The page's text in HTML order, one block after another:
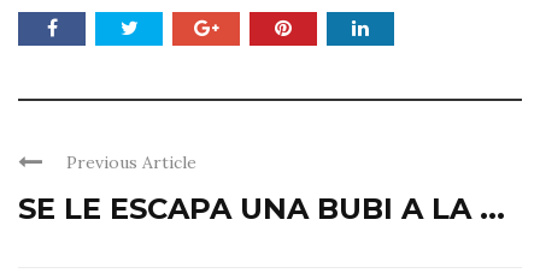
Previous Article
SE LE ESCAPA UNA BUBI A LA ...